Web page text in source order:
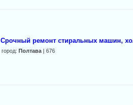
Срочный ремонт стиральных машин,
город: Полтава| 676